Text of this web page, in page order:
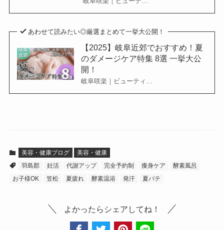
あわせて読みたい◎厳選まとめて一挙大公開！
【2025】岐阜近郊でおすすめ！夏
のダメージケア特集 8選 一挙大公
開！
岐阜咲楽｜ビューティ…
美容・健康ブログ
美容・健康
羽島郡
妊活 代謝アップ 完全予約制 痩身ケア
酵素風呂
お子様OK
笠松 夏疲れ 酵素温浴 発汗 夏バテ
よかったらシェアしてね！